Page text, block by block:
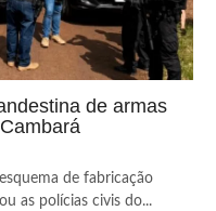
de armas
de fabricação
as polícias civis do...